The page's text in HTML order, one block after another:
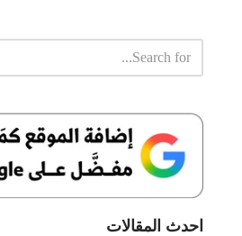
احدث المقالات